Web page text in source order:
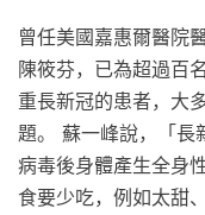
曾任美國嘉惠爾醫院
陳筱芬，已為超過百
重長新冠的患者，大
題。 蘇一峰說，「長
病毒後身體產生全身
食要少吃，例如太甜